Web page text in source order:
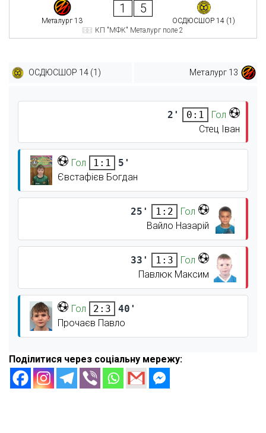
Металург 13
1 5
ОСДЮСШОР 14 (1)
КП "МФК" Металург поле 2
ОСДЮСШОР 14 (1) Металург 13
2' 0:1
Гол
Стец Іван
Гол 1:1
5'
Євстафієв Богдан
25' 1:2
Гол
Вайло Назарій
33' 1:3
Гол
Павлюк Максим
Гол 2:3
40'
Прочаєв Павло
Поділитися через соціальну мережу: